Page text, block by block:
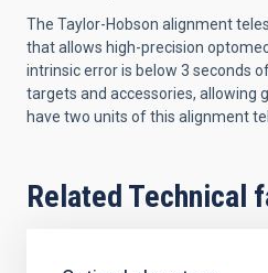
The Taylor-Hobson alignment
that allows high-precision
intrinsic error is below 3 seconds
targets and accessories, allowing
have two units of this alignment
Related Technical